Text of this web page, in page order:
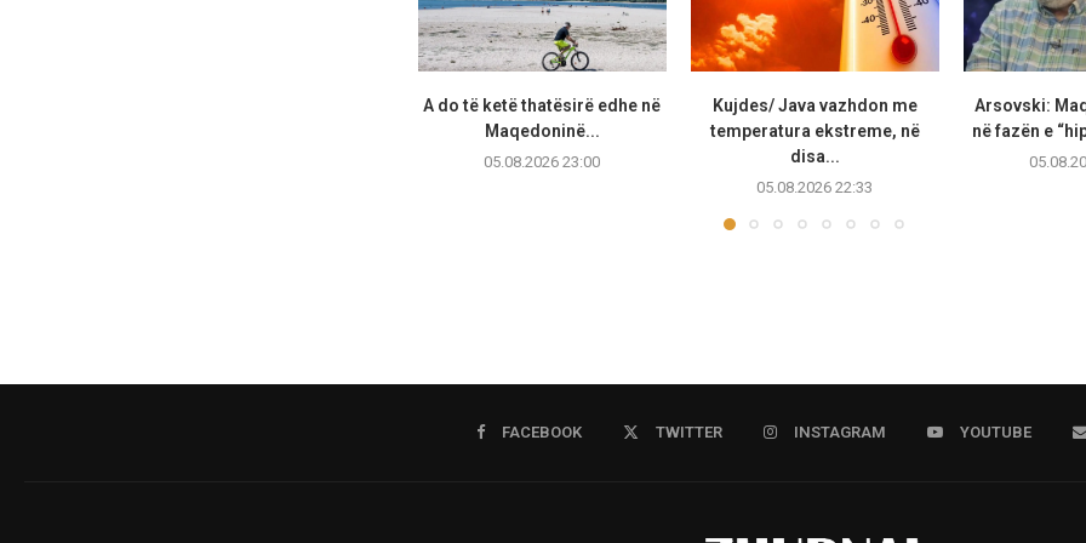
A do të ketë thatësirë edhe në
Maqedoninë...
05.08.2026 23:00
Kujdes/ Java vazhdon me
temperatura ekstreme, në
disa...
05.08.2026 22:33
Arsovski:
në fazën e
FACEBOOK TWITTER INSTAGRAM YOUTUBE